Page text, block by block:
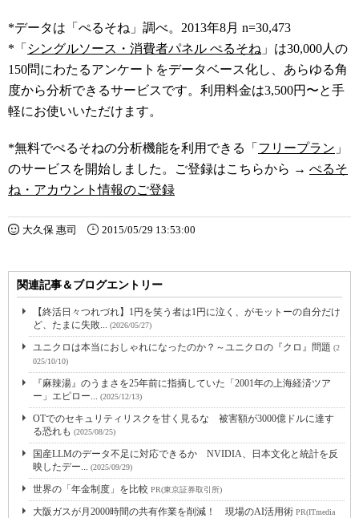
*データは「ぺるそね」調べ。2013年8月 n=30,473
*「 シングルソース・消費者パネル ぺるそね 」は30,000人の
150問にわたるアンケートをデータベース化し、あらゆる角
度から分析できるサービスです。利用料金は3,500円〜と手
軽にお使いいただけます。
*無料でぺるそねの分析機能を利用できる「 フリープラン 」
のサービスを開始しました。ご登録はこちらから → ぺるそ
ね・アカウント情報のご登録
大久保 惠司 2015/05/29 13:53:00
関連記事＆ブログエントリー
【終活日々つれづれ】1円を笑う者は1円に泣く、がモットーの自分だけ
ど、たまに失敗...
(2026/05/27)
ユニクロは本当におしゃれになったのか？～ユニクロの『クロ』問題 (2
025/10/10)
『麻辣湯』のうまさを25年前に指摘していた「2001年の上海経済ツア
ー」エピロー...
(2025/12/13)
OTでのセキュリティリスクを甘く見るな 被害額が3000億ドルに達す
る恐れも (2025/08/25)
国産LLMのデータ不足に対応できるか NVIDIA、日本文化と統計を反
映したデー...
(2025/09/29)
世界の「年金制度」を比較 PR(東京証券取引所)
大阪ガスが月2000時間の共有作業を削減！ 現場のAI活用術 PR(ITmedia